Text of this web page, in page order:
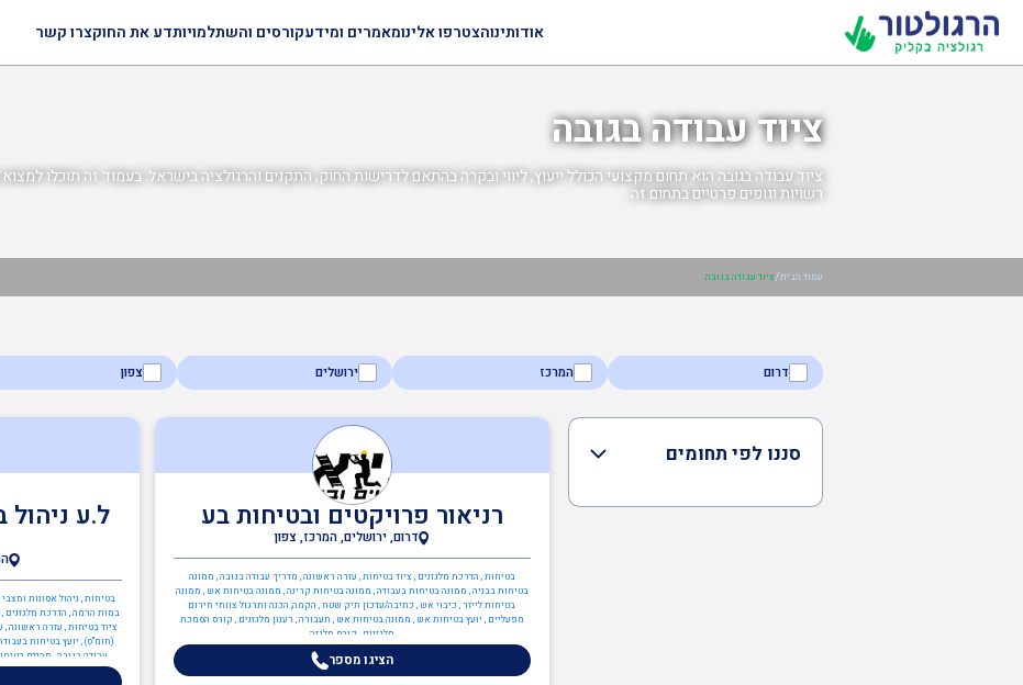
אודותינוהצטרפו אלינומאמרים ומידעקורסים והשתלמויותדע את החוקצרו קשר
ציוד עבודה בגובה
ציוד עבודה בגובה הוא תחום מקצועי הכולל ייעוץ, ליווי ובקרה בהתאם לדרישות החוק, התקנים והרגולציה בישראל. בעמוד זה תוכלו למצוא
רשויות וגופים פרטיים בתחום זה.
עמוד הבית/ציוד עבודה בגובה
דרום המרכז ירושלים צפון
סננו לפי תחומים
רניאור פרויקטים ובטיחות בע
דרום, ירושלים, המרכז, צפון
בטיחות , הדרכת מלגזנים , ציוד בטיחות , עזרה ראשונה , מדריך עבודה בגובה , ממונה
בטיחות בבניה , ממונה בטיחות בעבודה , ממונה בטיחות קרינה , ממונה בטיחות אש , ממונה
בטיחות לייזר , כיבוי אש , כתיבה/עדכון תיק שטח , הקמה, הכנה ותרגול צוותי חירום
מפעליים , יועץ בטיחות אש , ממונה בטיחות אש , תעבורה , רענון מלגזנים , קורס הסמכת
מלגזנים , קורס מלגזה
הציגו מספר
ל.ע ניהול
בטיחות , ניהול אסונות
במות הרמה , הדרכת מלגזנים
ציוד בטיחות , עזרה ראשונה
עבודה בגובה , מהנדס
בטיחות קרינה , ממונה